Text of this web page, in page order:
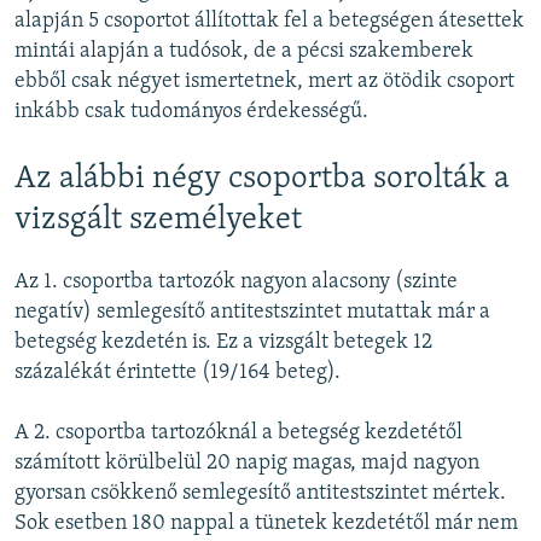
alapján 5 csoportot állítottak fel a betegségen átesettek
mintái alapján a tudósok, de a pécsi szakemberek
ebből csak négyet ismertetnek, mert az ötödik csoport
inkább csak tudományos érdekességű.
Az alábbi négy csoportba sorolták a
vizsgált személyeket
Az 1. csoportba tartozók nagyon alacsony (szinte
negatív) semlegesítő antitestszintet mutattak már a
betegség kezdetén is. Ez a vizsgált betegek 12
százalékát érintette (19/164 beteg).
A 2. csoportba tartozóknál a betegség kezdetétől
számított körülbelül 20 napig magas, majd nagyon
gyorsan csökkenő semlegesítő antitestszintet mértek.
Sok esetben 180 nappal a tünetek kezdetétől már nem